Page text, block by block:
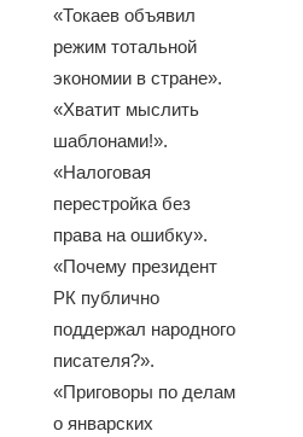
«Токаев объявил
режим тотальной
экономии в стране».
«Хватит мыслить
шаблонами!».
«Налоговая
перестройка без
права на ошибку».
«Почему президент
РК публично
поддержал народного
писателя?».
«Приговоры по делам
о январских